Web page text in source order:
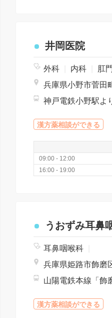
井岡医院
外科 内科 肛
兵庫県小野市菅田
神戸電鉄小野駅よ
漢方薬相談ができる
09:00 - 12:00
16:00 - 19:00
うおずみ耳鼻
耳鼻咽喉科
兵庫県姫路市飾磨
漢方薬相談ができる